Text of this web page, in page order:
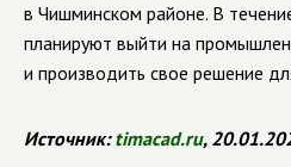
в Чишминском районе. В
планируют выйти на
и производить свое решение
Источник:timacad.ru,